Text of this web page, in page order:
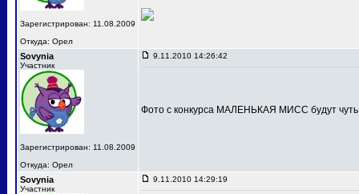
Зарегистрирован: 11.08.2009
Откуда: Орел
Sovynia
Участник
Зарегистрирован: 11.08.2009
Откуда: Орел
9.11.2010 14:26:42
Фото с конкурса МАЛЕНЬКАЯ МИСС будут
Sovynia
Участник
9.11.2010 14:29:19